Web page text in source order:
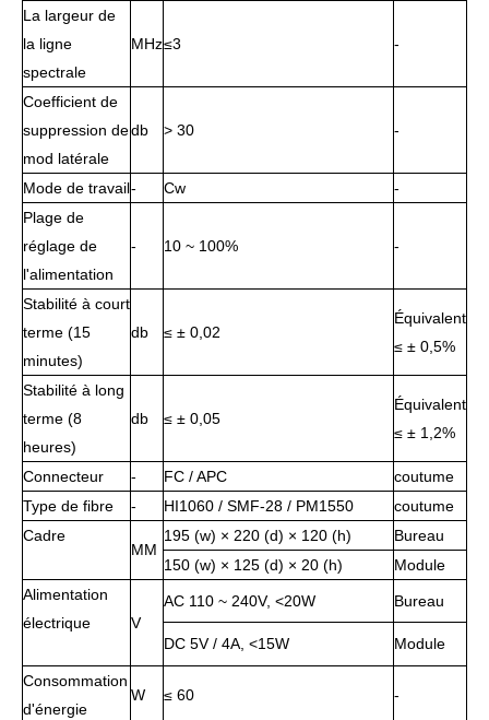
La largeur de
la ligne
spectrale
MHz≤3 -
Coefficient de
suppression de
mod latérale
db > 30 -
Mode de travail- Cw
-
Plage de
réglage de
l'alimentation
- 10 ~ 100% -
Stabilité à court
terme (15
minutes)
db ≤ ± 0,02
Équivalent
≤ ± 0,5%
Stabilité à long
terme (8
heures)
db ≤ ± 0,05
Équivalent
≤ ± 1,2%
Connecteur - FC / APC
coutume
Type de fibre
- HI1060 / SMF-28 / PM1550
coutume
Cadre
MM
195 (w) × 220 (d) × 120 (h)
Bureau
150 (w) × 125 (d) × 20 (h)
Module
Alimentation
électrique
V
AC 110 ~ 240V, <20W Bureau
DC 5V / 4A, <15W Module
Consommation
d'énergie
W ≤ 60 -